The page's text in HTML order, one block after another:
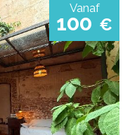
Vanaf
100 €